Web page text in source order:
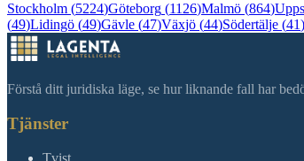
Stockholm (5224)Göteborg (1126)Malmö (864)
(49)Lidingö (49)Gävle (47)Växjö (44)Södertälje (41)
Förstå ditt juridiska läge, se hur liknande fall har
Tjänster
Tvist